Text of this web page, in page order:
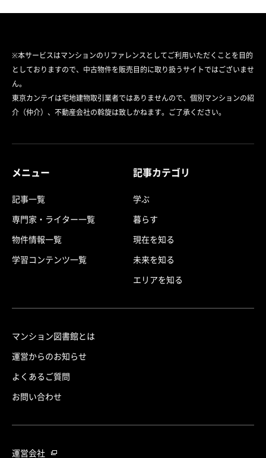
※本サービスはマンションのリファレンスとしてご利用いただくことを目的
としておりますので、中古物件を販売目的に取り扱うサイトではございませ
ん。
東京カンテイは宅地建物取引業者ではありませんので、個別マンションの紹
介（仲介）、不動産会社の斡旋は致しかねます。ご了承ください。
メニュー
記事一覧
専門家・ライター一覧
物件情報一覧
学習コンテンツ一覧
記事カテゴリ
学ぶ
暮らす
現在を知る
未来を知る
エリアを知る
マンション図書館とは
運営からのお知らせ
よくあるご質問
お問い合わせ
運営会社